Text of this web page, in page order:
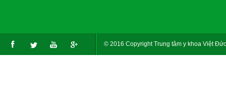
© 2016 Copyright Trung tâm y khoa Việt